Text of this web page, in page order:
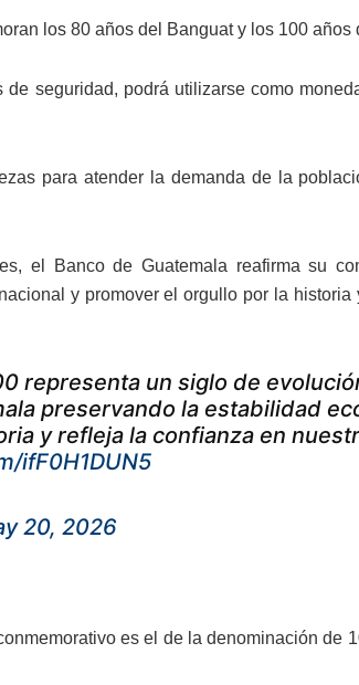
los 80 años del Banguat y los 100 años
seguridad, podrá utilizarse como
para atender la demanda de la
el Banco de Guatemala reafirma su
y promover el orgullo por la historia
representa un siglo de
preservando la estabilidad
y refleja la confianza en
ifF0H1DUN5
20, 2026
es el de la denominación de